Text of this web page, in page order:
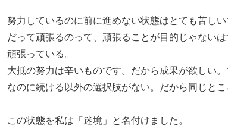
努力しているのに前に進めない状態はとても苦しい
だって頑張るのって、頑張ることが目的じゃない
頑張っている。
大抵の努力は辛いものです。だから成果が欲しい。
なのに続ける以外の選択肢がない。だから同じとこ
この状態を私は「迷境」と名付けました。